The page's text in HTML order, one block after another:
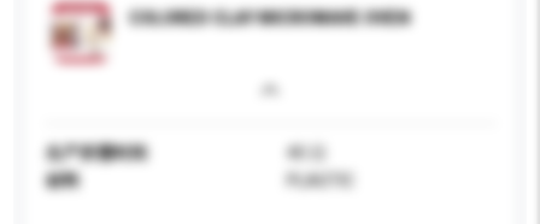
COLORED CLAY MICROWAVE OVEN
生产所需时间
40 日
材料
PLASTIC